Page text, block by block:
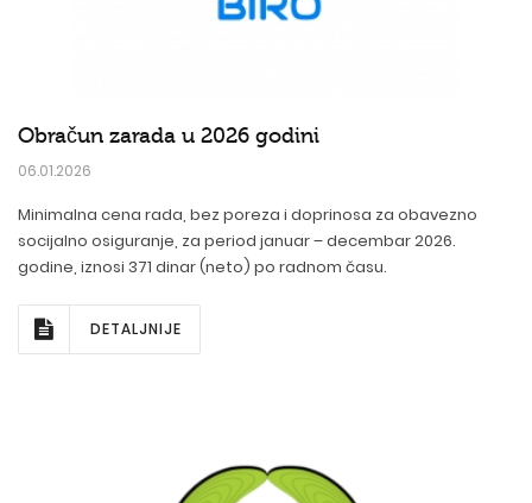
Obračun zarada u 2026 godini
06.01.2026
Minimalna cena rada, bez poreza i doprinosa za obavezno
socijalno osiguranje, za period januar – decembar 2026.
godine, iznosi 371 dinar (neto) po radnom času.
DETALJNIJE